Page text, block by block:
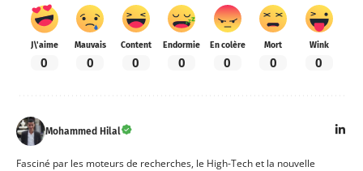
J\'aime
0
Mauvais
0
Content
0
Endormie
0
En colère
0
Mort
0
Wink
0
Mohammed Hilal
Fasciné par les moteurs de recherches, le High-Tech et la nouvelle